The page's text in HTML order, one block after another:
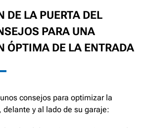
DE LA PUERTA DEL
PARA UNA
ÓPTIMA DE LA ENTRADA
consejos para optimizar la
y al lado de su garaje: